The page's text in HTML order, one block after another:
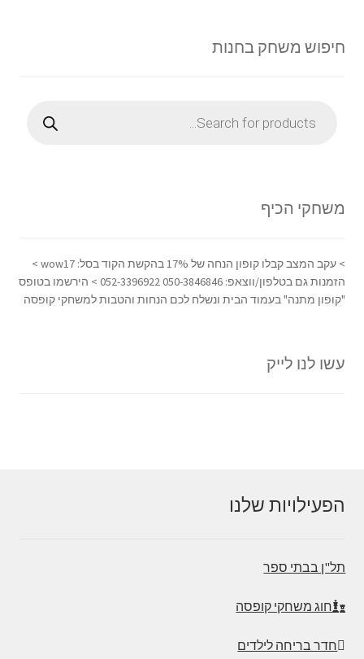
חיפוש משחק בחנות
search
משחקי הכיף
> עקב המצב קבלו קופון הנחה של 17% בהקשת הקוד בסל: wow17 >
הזמנות גם בטלפון/ווצאפ: 050-3846846 052-3396922 > הירשמו בטופס
"קופון מתנה" בעמוד הבית ונשלח לכם הנחות והטבות למשחקי קופסה
עשו לנו לייק
הפעילויות שלנו
תל"ן בבתי ספר
חוג משחקי קופסה
חדר בריחה לילדים